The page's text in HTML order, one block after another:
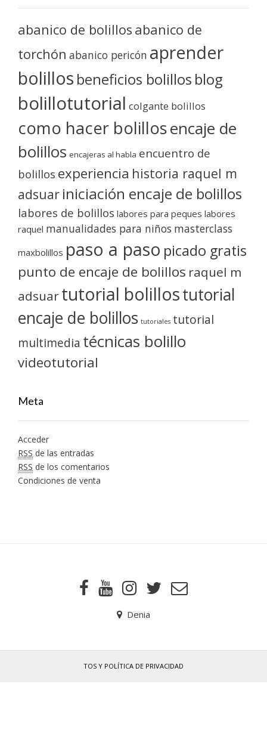
abanico de bolillos abanico de
torchón abanico pericón aprender
bolillos beneficios bolillos blog
bolillotutorial colgante bolillos
como hacer bolillosencaje de
bolillos encajeras al habla encuentro de
bolillos experiencia historia raquel m
adsuar iniciación encaje de bolillos
labores de bolillos labores para peques labores
raquel manualidades para niños masterclass
maxbolillos paso a paso picado gratis
punto de encaje de bolillos raquel m
adsuartutorial bolillostutorial
encaje de bolillos tutoriales tutorial
multimedia técnicas bolillo
videotutorial
Meta
Acceder
RSS de las entradas
RSS de los comentarios
Condiciones de venta
Denia
TOS Y POLÍTICA DE PRIVACIDAD